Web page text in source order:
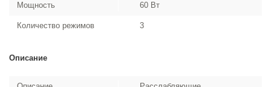
Мощность 60 Вт
Количество режимов 3
Описание